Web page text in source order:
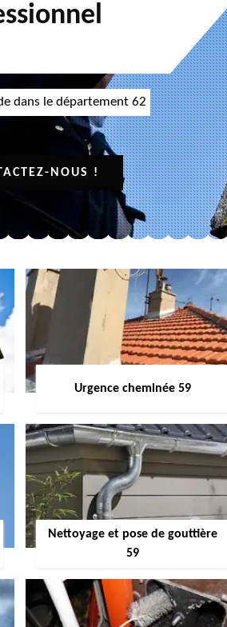
dans le département 62
NOUS !
Urgence cheminée 59
Nettoyage et pose de gouttière
59